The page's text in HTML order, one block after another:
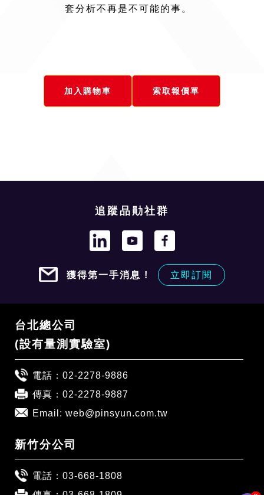
套分析不再是不可能的事。
加入購物車 索取報價單
追蹤品勛社群
獲得第一手消息 ! 立即訂閱
台北總公司
(設有量測實驗室)
電話： 02-2278-9886
傳真：02-2278-9887
Email: web@pinsyun.com.tw
新竹分公司
電話： 03-668-1808